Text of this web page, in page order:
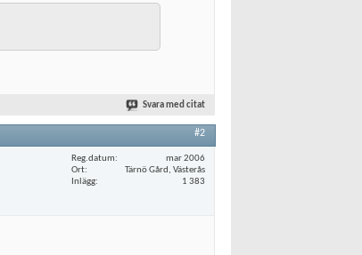
Svara med citat
#2
Reg.datum
mar 2006
Ort
Tärnö Gård, Västerås
Inlägg
1 383